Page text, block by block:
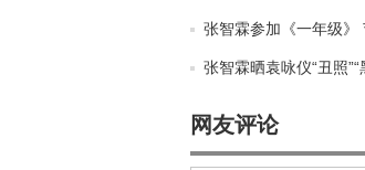
张智霖参加《一年级》
张智霖晒袁咏仪“丑照
网友评论